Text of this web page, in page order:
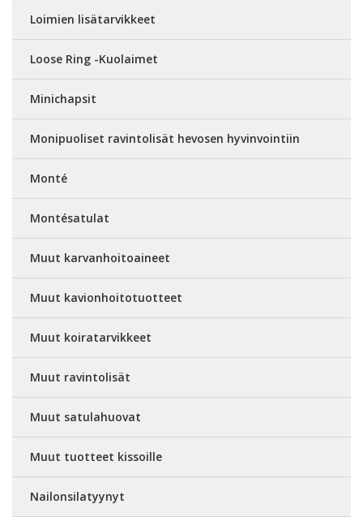
Loimien lisätarvikkeet
Loose Ring -Kuolaimet
Minichapsit
Monipuoliset ravintolisät hevosen hyvinvointiin
Monté
Montésatulat
Muut karvanhoitoaineet
Muut kavionhoitotuotteet
Muut koiratarvikkeet
Muut ravintolisät
Muut satulahuovat
Muut tuotteet kissoille
Nailonsilatyynyt